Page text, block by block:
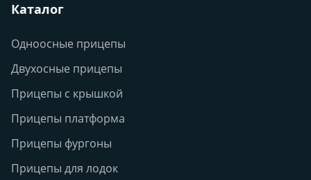
Каталог
Одноосные прицепы
Двухосные прицепы
Прицепы с крышкой
Прицепы платформа
Прицепы фургоны
Прицепы для лодок